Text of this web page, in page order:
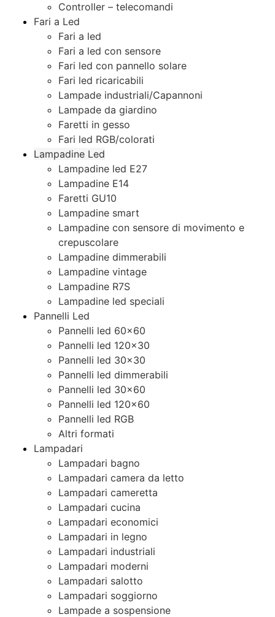
Controller – telecomandi
Fari a Led
Fari a led
Fari a led con sensore
Fari led con pannello solare
Fari led ricaricabili
Lampade industriali/Capannoni
Lampade da giardino
Faretti in gesso
Fari led RGB/colorati
Lampadine Led
Lampadine led E27
Lampadine E14
Faretti GU10
Lampadine smart
Lampadine con sensore di movimento e
crepuscolare
Lampadine dimmerabili
Lampadine vintage
Lampadine R7S
Lampadine led speciali
Pannelli Led
Pannelli led 60×60
Pannelli led 120×30
Pannelli led 30×30
Pannelli led dimmerabili
Pannelli led 30×60
Pannelli led 120×60
Pannelli led RGB
Altri formati
Lampadari
Lampadari bagno
Lampadari camera da letto
Lampadari cameretta
Lampadari cucina
Lampadari economici
Lampadari in legno
Lampadari industriali
Lampadari moderni
Lampadari salotto
Lampadari soggiorno
Lampade a sospensione